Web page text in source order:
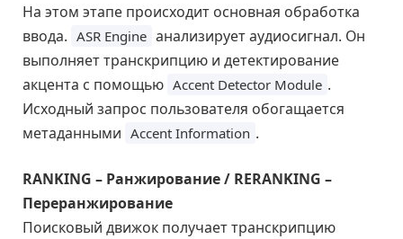
На этом этапе происходит основная обработка
ввода. ASR Engine анализирует аудиосигнал. Он
выполняет транскрипцию и детектирование
акцента с помощью Accent Detector Module .
Исходный запрос пользователя обогащается
метаданными Accent Information .
RANKING – Ранжирование / RERANKING –
Переранжирование
Поисковый движок получает транскрипцию